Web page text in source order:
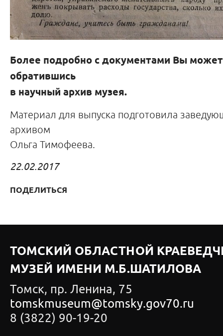
Более подробно с документами Вы
обратившись
в научный архив музея.
Материал для выпуска подготовила
архивом
Ольга Тимофеева.
22.02.2017
ПОДЕЛИТЬСЯ
ТОМСКИЙ ОБЛАСТНОЙ
МУЗЕЙ ИМЕНИ М.Б.ШАТИЛОВА
Томск, пр. Ленина, 75
tomskmuseum@tomsky.gov70.ru
8 (3822) 90-19-20